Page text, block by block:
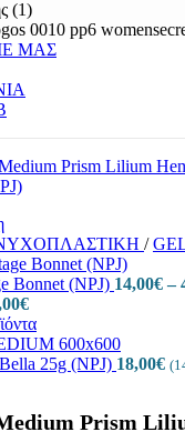
ΜΑΣ
/
Bonnet (NPJ) 14,00€ –
25g (NPJ) 18,00€ (
Prism